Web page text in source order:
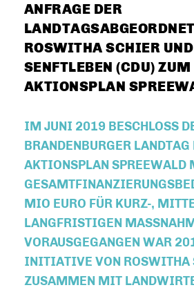
ANFRAGE DER
ROSWITHA SCHIER
SENFTLEBEN (CDU) ZUM
AKTIONSPLAN
IM JUNI 2019 BESCHLOSS
BRANDENBURGER LANDTAG
AKTIONSPLAN SPREEWALD
MIO EURO FÜR KURZ-,
LANGFRISTIGEN
ORAUSGEGANGEN WAR
NITIATIVE VON ROSWITHA
USAMMEN MIT